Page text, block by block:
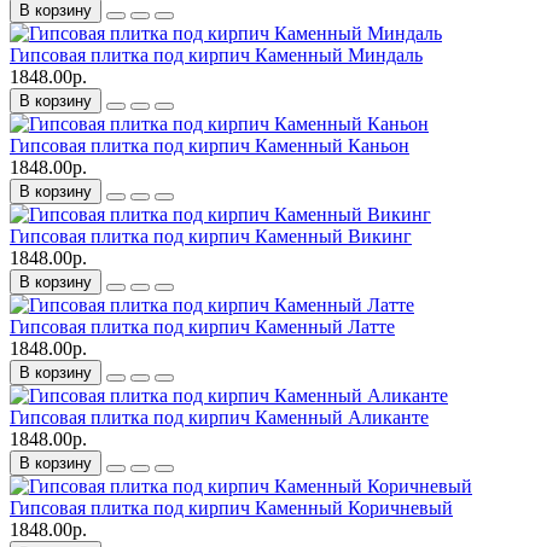
В корзину
Гипсовая плитка под кирпич Каменный Миндаль
1848.00р.
В корзину
Гипсовая плитка под кирпич Каменный Каньон
1848.00р.
В корзину
Гипсовая плитка под кирпич Каменный Викинг
1848.00р.
В корзину
Гипсовая плитка под кирпич Каменный Латте
1848.00р.
В корзину
Гипсовая плитка под кирпич Каменный Аликанте
1848.00р.
В корзину
Гипсовая плитка под кирпич Каменный Коричневый
1848.00р.